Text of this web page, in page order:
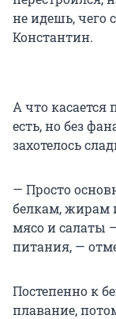
не идешь, чего
Константин.
А что касается
есть, но без
захотелось
— Просто
белкам, жирам
мясо и салаты
питания, —
Постепенно к
плавание,